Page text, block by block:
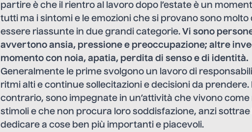
partire è che il rientro al lavoro dopo l’estate è un
tutti ma i sintomi e le emozioni che si provano sono
essere riassunte in due grandi categorie. Vi sono
avvertono ansia, pressione e preoccupazione; altre
momento con noia, apatia, perdita di senso e di identità.
Generalmente le prime svolgono un lavoro di
ritmi alti e continue sollecitazioni e decisioni da prendere.
contrario, sono impegnate in un’attività che vivono
stimoli e che non procura loro soddisfazione, anzi
dedicare a cose ben più importanti e piacevoli.